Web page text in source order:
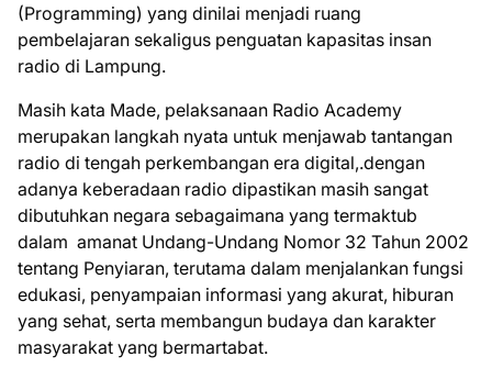
(Programming) yang dinilai menjadi ruang
pembelajaran sekaligus penguatan kapasitas insan
radio di Lampung.
Masih kata Made, pelaksanaan Radio Academy
merupakan langkah nyata untuk menjawab tantangan
radio di tengah perkembangan era digital,.dengan
adanya keberadaan radio dipastikan masih sangat
dibutuhkan negara sebagaimana yang termaktub
dalam amanat Undang-Undang Nomor 32 Tahun 2002
tentang Penyiaran, terutama dalam menjalankan fungsi
edukasi, penyampaian informasi yang akurat, hiburan
yang sehat, serta membangun budaya dan karakter
masyarakat yang bermartabat.